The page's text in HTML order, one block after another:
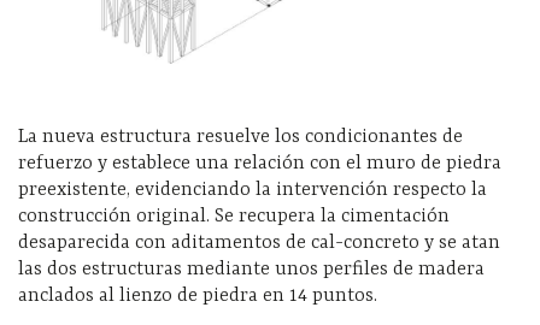
La nueva estructura resuelve los condicionantes de
refuerzo y establece una relación con el muro de piedra
preexistente, evidenciando la intervención respecto la
construcción original. Se recupera la cimentación
desaparecida con aditamentos de cal-concreto y se atan
las dos estructuras mediante unos perfiles de madera
anclados al lienzo de piedra en 14 puntos.